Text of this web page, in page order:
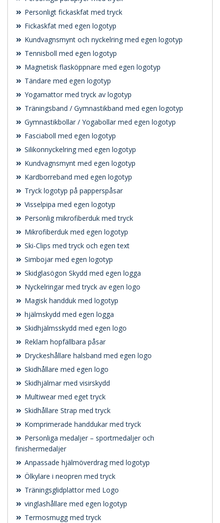
Personligt fickaskfat med tryck
Fickaskfat med egen logotyp
Kundvagnsmynt och nyckelring med egen logotyp
Tennisboll med egen logotyp
Magnetisk flasköppnare med egen logotyp
Tändare med egen logotyp
Yogamattor med tryck av logotyp
Träningsband / Gymnastikband med egen logotyp
Gymnastikbollar / Yogabollar med egen logotyp
Fasciaboll med egen logotyp
Silikonnyckelring med egen logotyp
Kundvagnsmynt med egen logotyp
Kardborreband med egen logotyp
Tryck logotyp på papperspåsar
Visselpipa med egen logotyp
Personlig mikrofiberduk med tryck
Mikrofiberduk med egen logotyp
Ski-Clips med tryck och egen text
Simbojar med egen logotyp
Skidglasögon Skydd med egen logga
Nyckelringar med tryck av egen logo
Magisk handduk med logotyp
hjälmskydd med egen logga
Skidhjälmsskydd med egen logo
Reklam hopfällbara påsar
Dryckeshållare halsband med egen logo
Skidhållare med egen logo
Skidhjälmar med visirskydd
Multiwear med eget tryck
Skidhållare Strap med tryck
Komprimerade handdukar med tryck
Personliga medaljer – sportmedaljer och
finishermedaljer
Anpassade hjälmöverdrag med logotyp
Ölkylare i neopren med tryck
Träningsglidplattor med Logo
vinglashållare med egen logotyp
Termosmugg med tryck